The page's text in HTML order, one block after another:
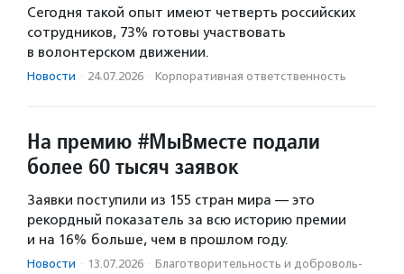
Сегодня такой опыт имеют четверть российских
сотрудников, 73% готовы участвовать
в волонтерском движении.
Новости · 24.07.2026 · Корпоративная ответственность
На премию #МыВместе подали
более 60 тысяч заявок
Заявки поступили из 155 стран мира — это
рекордный показатель за всю историю премии
и на 16% больше, чем в прошлом году.
Новости · 13.07.2026 · Благотвори­тель­ность и доброволь­